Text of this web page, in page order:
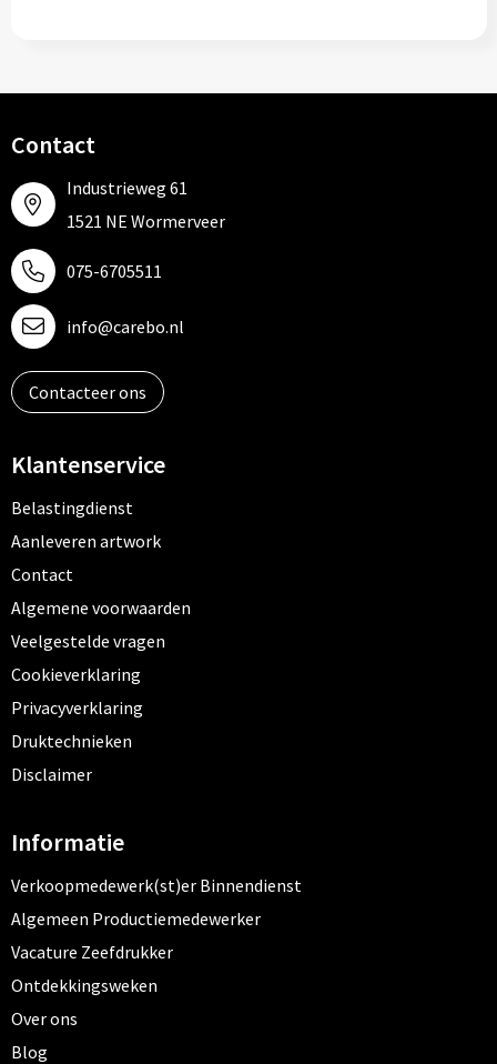
Contact
Industrieweg 61
1521 NE Wormerveer
075-6705511
info@carebo.nl
Contacteer ons
Klantenservice
Belastingdienst
Aanleveren artwork
Contact
Algemene voorwaarden
Veelgestelde vragen
Cookieverklaring
Privacyverklaring
Druktechnieken
Disclaimer
Informatie
Verkoopmedewerk(st)er Binnendienst
Algemeen Productiemedewerker
Vacature Zeefdrukker
Ontdekkingsweken
Over ons
Blog